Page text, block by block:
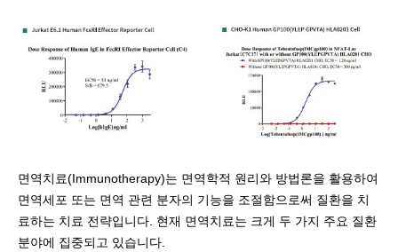
면역치료(Immunotherapy)는 면역학적 원리와 방법론을 활용하여
면역세포 또는 면역 관련 분자의 기능을 조절함으로써 질환을 치
료하는 치료 전략입니다. 현재 면역치료는 크게 두 가지 주요 질환
분야에 집중되고 있습니다.